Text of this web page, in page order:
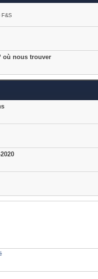
F&S
où nous trouver